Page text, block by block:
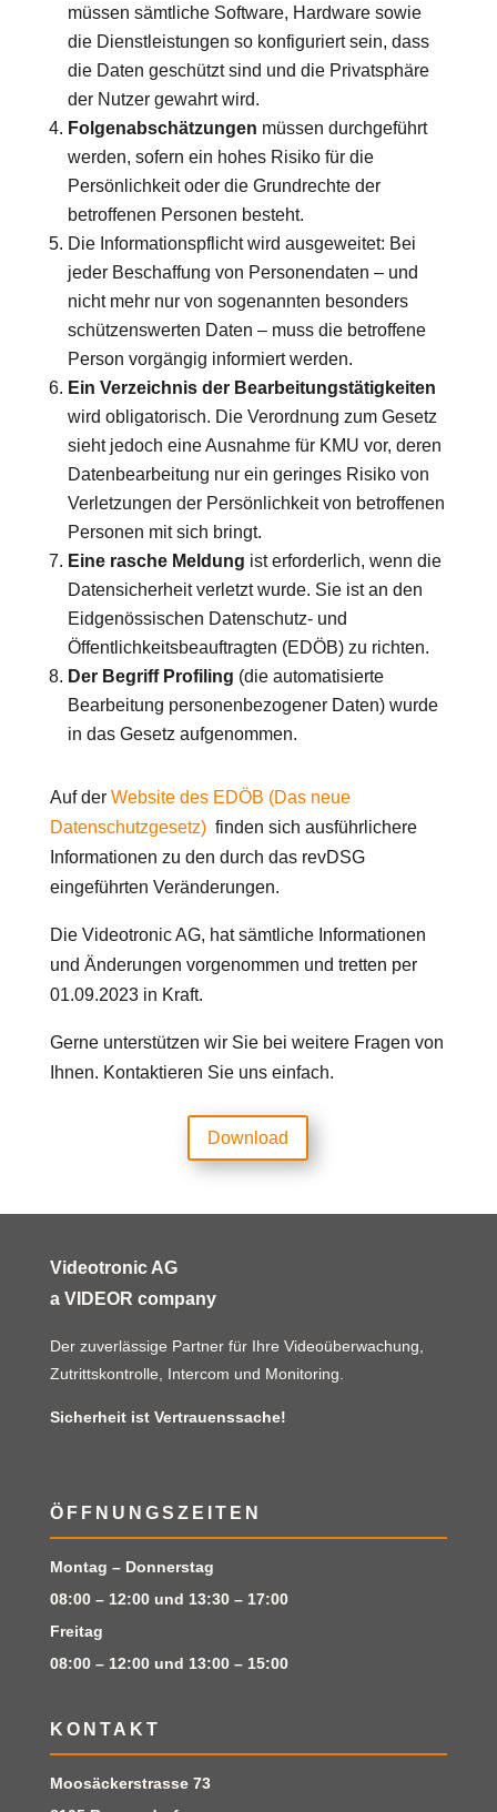
müssen sämtliche Software, Hardware sowie
die Dienstleistungen so konfiguriert sein, dass
die Daten geschützt sind und die Privatsphäre
der Nutzer gewahrt wird.
Folgenabschätzungen müssen durchgeführt
werden, sofern ein hohes Risiko für die
Persönlichkeit oder die Grundrechte der
betroffenen Personen besteht.
Die Informationspflicht wird ausgeweitet: Bei
jeder Beschaffung von Personendaten – und
nicht mehr nur von sogenannten besonders
schützenswerten Daten – muss die betroffene
Person vorgängig informiert werden.
Ein Verzeichnis der Bearbeitungstätigkeiten
wird obligatorisch. Die Verordnung zum Gesetz
sieht jedoch eine Ausnahme für KMU vor, deren
Datenbearbeitung nur ein geringes Risiko von
Verletzungen der Persönlichkeit von betroffenen
Personen mit sich bringt.
Eine rasche Meldung ist erforderlich, wenn die
Datensicherheit verletzt wurde. Sie ist an den
Eidgenössischen Datenschutz- und
Öffentlichkeitsbeauftragten (EDÖB) zu richten.
Der Begriff Profiling (die automatisierte
Bearbeitung personenbezogener Daten) wurde
in das Gesetz aufgenommen.
Auf der Website des EDÖB (Das neue
Datenschutzgesetz)finden sich ausführlichere
Informationen zu den durch das revDSG
eingeführten Veränderungen.
Die Videotronic AG, hat sämtliche Informationen
und Änderungen vorgenommen und tretten per
01.09.2023 in Kraft.
Gerne unterstützen wir Sie bei weitere Fragen von
Ihnen. Kontaktieren Sie uns einfach.
Download
Videotronic AG
a VIDEOR company
Der zuverlässige Partner für Ihre Videoüberwachung,
Zutrittskontrolle, Intercom und Monitoring.
Sicherheit ist Vertrauenssache!
ÖFFNUNGSZEITEN
Montag – Donnerstag
08:00 – 12:00 und 13:30 – 17:00
Freitag
08:00 – 12:00 und 13:00 – 15:00
KONTAKT
Moosäckerstrasse 73